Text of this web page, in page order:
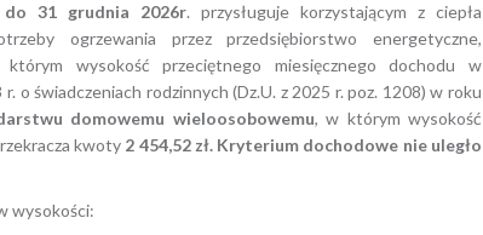
31 grudnia 2026r. przysługuje korzystającym z ciepła
ogrzewania przez przedsiębiorstwo energetyczne,
wysokość przeciętnego miesięcznego dochodu w
świadczeniach rodzinnych (Dz.U. z 2025 r. poz. 1208) w roku
domowemu wieloosobowemu, w którym wysokość
kwoty 2 454,52 zł. Kryterium dochodowe nie uległo
wysokości: